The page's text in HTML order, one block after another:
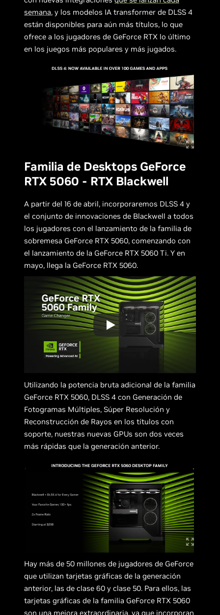
semana, y los modelos IA transformer de DLSS 4
están disponibles para aún más títulos, lo que
ofrece a los jugadores de GeForce RTX lo último
en los juegos más populares y más jugados.
Familia de Desktops GeForce
RTX 5060 - RTX Blackwell
A partir del 16 de abril, incorporaremos DLSS 4 y
el conjunto de innovaciones de Blackwell a todos
los jugadores con el lanzamiento de la familia de
sobremesa GeForce RTX 5060, comenzando con
el lanzamiento de la GeForce RTX 5060 Ti. Y en
mayo, llega la GeForce RTX 5060.
Utilizando la potencia bruta adicional de la familia
GeForce RTX 5060, DLSS 4 con Generación de
Fotogramas Múltiples, Súper Resolución y
Reconstrucción de Rayos en los títulos con
soporte, nuestras nuevas GPUs son dos veces
más rápidas que la generación anterior.
Hay más de 50 millones de jugadores de GeForce
que utilizan tarjetas gráficas de la generación
anterior, las de clase 60 y clase 50. Para ellos, las
tarjetas gráficas de la familia GeForce RTX 5060
son una mejora extraordinaria, ya que incorporan